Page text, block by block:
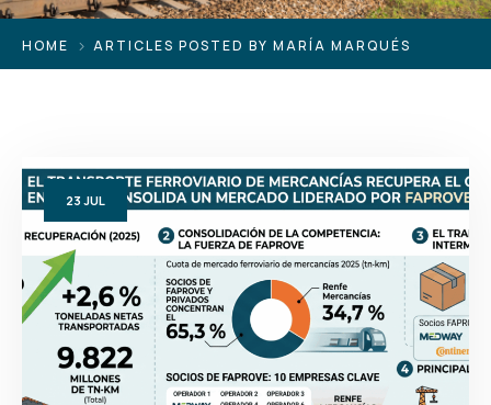
HOME ARTICLES POSTED BY MARÍA MARQUÉS
23JUL